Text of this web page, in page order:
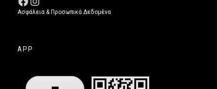
Ασφάλεια & Προσωπικά Δεδομένα
APP